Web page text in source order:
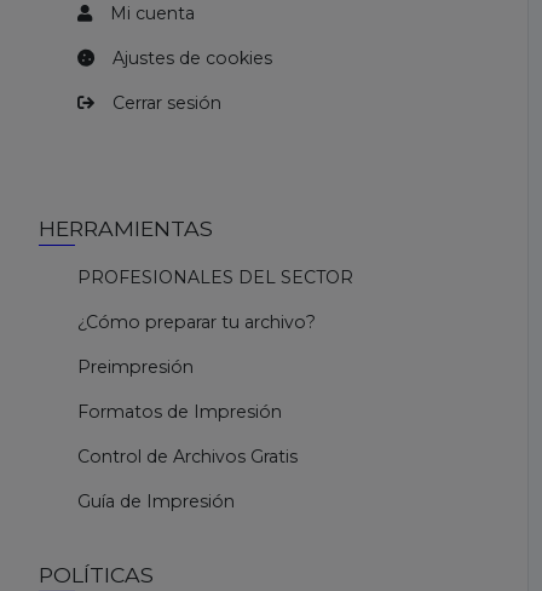
Mi cuenta
Ajustes de cookies
Cerrar sesión
HERRAMIENTAS
PROFESIONALES DEL SECTOR
¿Cómo preparar tu archivo?
Preimpresión
Formatos de Impresión
Control de Archivos Gratis
Guía de Impresión
POLÍTICAS